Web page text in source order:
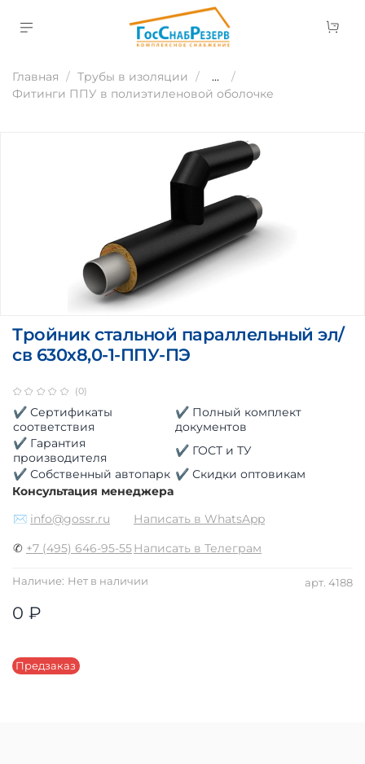
Главная Трубы в изоляции
...
Фитинги ППУ в полиэтиленовой оболочке
(0)
арт. 4188
Наличие: Нет в наличии
Предзаказ
Тройник стальной параллельный эл/
св 630х8,0-1-ППУ-ПЭ
0 ₽
✔ Сертификаты
соответствия
✔ Полный комплект
документов
✔ Гарантия
производителя
✔ ГОСТ и ТУ
✔ Собственный автопарк ✔ Скидки оптовикам
Консультация менеджера
✉ info@gossr.ru
Написать в WhatsApp
✆ +7 (495) 646-95-55Написать в Телеграм